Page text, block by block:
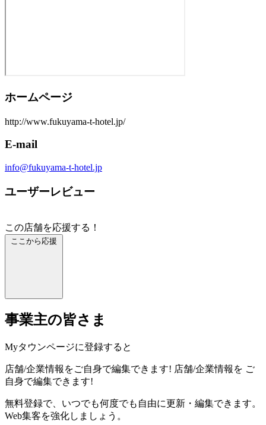
ホームページ
http://www.fukuyama-t-hotel.jp/
E-mail
info@fukuyama-t-hotel.jp
ユーザーレビュー
この店舗を応援する！
ここから応援
事業主の皆さま
Myタウンページに登録すると
店舗/企業情報をご自身で編集できます! 店舗/企業情報を ご
自身で編集できます!
無料登録で、いつでも何度でも自由に更新・編集できます。
Web集客を強化しましょう。